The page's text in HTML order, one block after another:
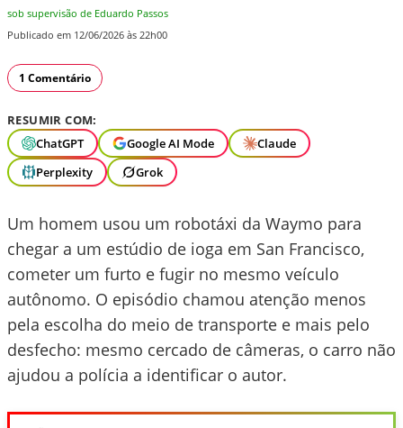
sob supervisão de Eduardo Passos
Publicado em 12/06/2026 às 22h00
1 Comentário
RESUMIR COM:
ChatGPT
Google AI Mode
Claude
Perplexity
Grok
Um homem usou um robotáxi da Waymo para
chegar a um estúdio de ioga em San Francisco,
cometer um furto e fugir no mesmo veículo
autônomo. O episódio chamou atenção menos
pela escolha do meio de transporte e mais pelo
desfecho: mesmo cercado de câmeras, o carro não
ajudou a polícia a identificar o autor.